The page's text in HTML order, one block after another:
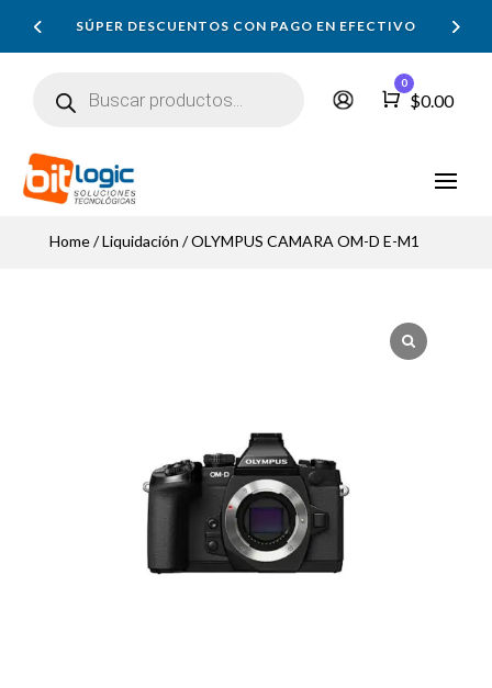
SÚPER DESCUENTOS CON PAGO EN EFECTIVO
productos
Carro
0
$0.00
Home/Liquidación / OLYMPUS CAMARA OM-D E-M1